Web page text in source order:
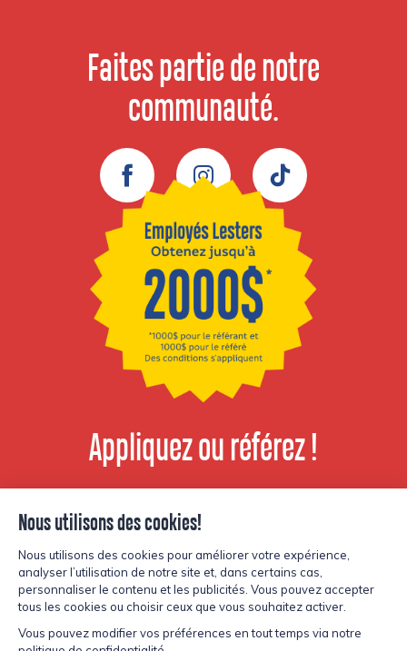
Faites partie de notre
communauté.
Facebook Instagram TikTok
Appliquez ou référez !
Voir les postes
disponibles
© Copyright Lesters 2026Politique de confidentialitéSite parKryzalid